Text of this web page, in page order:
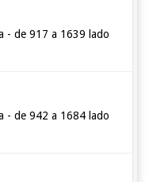
- de 917 a 1639 lado
- de 942 a 1684 lado